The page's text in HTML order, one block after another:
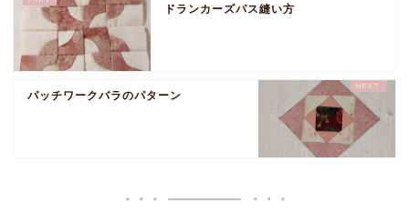
ドランカーズパス縫い方
パッチワークバラのパターン